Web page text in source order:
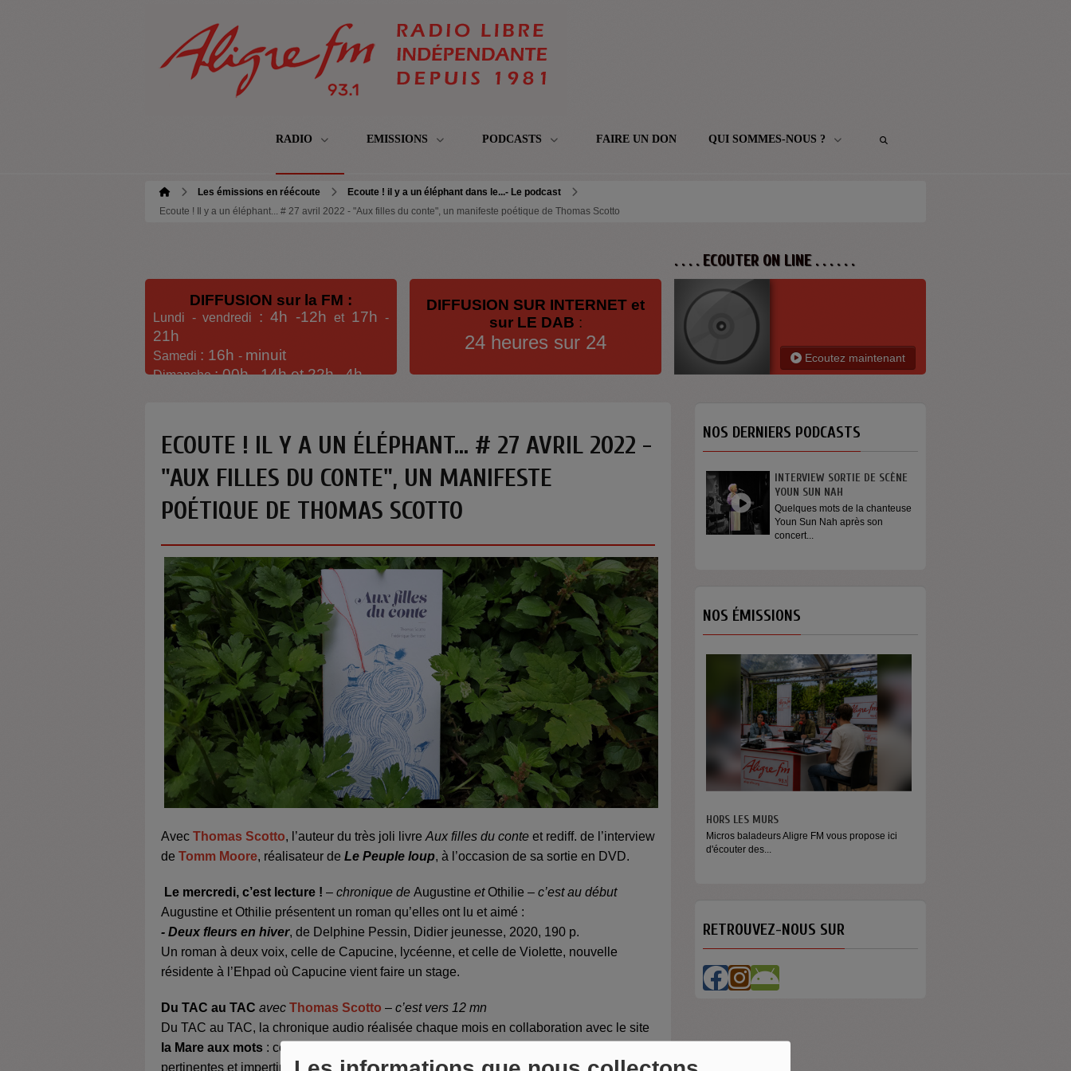
RADIO EMISSIONS PODCASTS FAIRE UN DON QUI SOMMES-NOUS ?
Les émissions en réécoute
Ecoute ! il y a un éléphant dans le...- Le podcast
Ecoute ! Il y a un éléphant... # 27 avril 2022 - "Aux filles du conte", un manifeste poétique de Thomas Scotto
DIFFUSION sur la FM :
Lundi - vendredi : 4h -12h et 17h -
21h
Samedi : 16h - minuit
Dimanche: 00h -14h et 22h-4h
DIFFUSION SUR INTERNET et
sur LE DAB :
24 heures sur 24
. . . . ECOUTER ON LINE . . . . . .
Ecoutez maintenant
ECOUTE ! IL Y A UN ÉLÉPHANT... # 27 AVRIL 2022 -
"AUX FILLES DU CONTE", UN MANIFESTE
POÉTIQUE DE THOMAS SCOTTO
Avec Thomas Scotto, l’auteur du très joli livre Aux filles du conte et rediff. de l’interview
de Tomm Moore, réalisateur de Le Peuple loup, à l’occasion de sa sortie en DVD.
Le mercredi, c’est lecture ! – chronique de Augustine etOthilie – c’est au début
Augustine et Othilie présentent un roman qu’elles ont lu et aimé :
- Deux fleurs en hiver, de Delphine Pessin, Didier jeunesse, 2020, 190 p.
Un roman à deux voix, celle de Capucine, lycéenne, et celle de Violette, nouvelle
résidente à l’Ehpad où Capucine vient faire un stage.
Du TAC au TAC avec Thomas Scotto – c’est vers 12 mn
Du TAC au TAC, la chronique audio réalisée chaque mois en collaboration avec le site
la Mare aux mots : ce mois-ci, l’auteur
pertinentes et impertinentes, à l’occasion de la parution deAux filles du conteillustré
NOS DERNIERS PODCASTS
INTERVIEW SORTIE DE SCÈNE
YOUN SUN NAH
Quelques mots de la chanteuse
Youn Sun Nah après son
concert...
NOS ÉMISSIONS
HORS LES MURS
Micros baladeurs Aligre FM vous propose ici
d'écouter des...
RETROUVEZ-NOUS SUR